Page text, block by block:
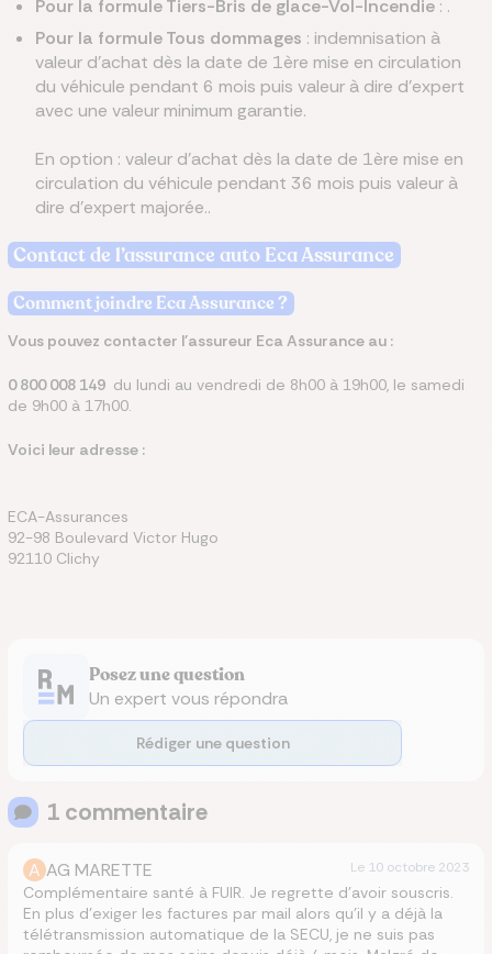
Pour la formule Tiers-Bris de glace-Vol-Incendie : .
Pour la formule Tous dommages : indemnisation à
valeur d’achat dès la date de 1ère mise en circulation
du véhicule pendant 6 mois puis valeur à dire d’expert
avec une valeur minimum garantie.
En option : valeur d’achat dès la date de 1ère mise en
circulation du véhicule pendant 36 mois puis valeur à
dire d’expert majorée..
Contact de l’assurance auto Eca Assurance
Comment joindre Eca Assurance ?
Vous pouvez contacter l'assureur Eca Assurance au :
0 800 008 149 du lundi au vendredi de 8h00 à 19h00, le samedi
de 9h00 à 17h00.
Voici leur adresse :
ECA-Assurances
92-98 Boulevard Victor Hugo
92110 Clichy
Posez une question
Un expert vous répondra
Rédiger une question
1 commentaire
A AG MARETTE Le 10 octobre 2023
Complémentaire santé à FUIR. Je regrette d’avoir souscris.
En plus d’exiger les factures par mail alors qu’il y a déjà la
télétransmission automatique de la SECU, je ne suis pas